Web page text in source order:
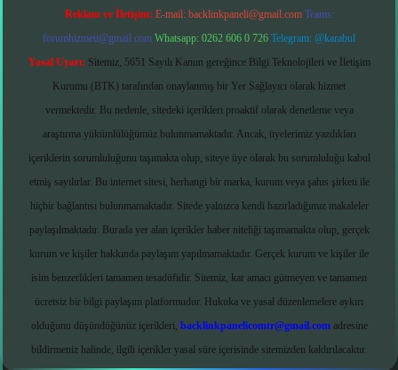
Reklam ve İletişim: E-mail: backlinkpaneli@gmail.com Teams:
forumhizmeti@gmail.com Whatsapp: 0262 606 0 726 Telegram: @karabul
Yasal Uyarı: Sitemiz, 5651 Sayılı Kanun gereğince Bilgi Teknolojileri ve İletişim
Kurumu (BTK) tarafından onaylanmış bir Yer Sağlayıcı olarak hizmet
vermektedir. Bu nedenle, sitedeki içerikleri proaktif olarak denetleme veya
araştırma yükümlülüğümüz bulunmamaktadır. Ancak, üyelerimiz yazdıkları
içeriklerin sorumluluğunu taşımakta olup, siteye üye olarak bu sorumluluğu kabul
etmiş sayılırlar. Bu internet sitesi, herhangi bir marka, kurum veya şahıs şirketi ile
hiçbir bağlantısı bulunmamaktadır. Sitede yalnızca kendi hazırladığımız makaleler
paylaşılmaktadır. Burada yer alan içerikler haber niteliği taşımamakta olup, gerçek
kurum ve kişiler hakkında paylaşım yapılmamaktadır. Gerçek kurum ve kişiler ile
isim benzerlikleri tamamen tesadüfidir. Sitemiz, kar amacı gütmeyen ve tamamen
ücretsiz bir bilgi paylaşım platformudur. Hukuka ve yasal düzenlemelere aykırı
olduğunu düşündüğünüz içerikleri, backlinkpanelicomtr@gmail.comadresine
bildirmeniz halinde, ilgili içerikler yasal süre içerisinde sitemizden kaldırılacaktır.